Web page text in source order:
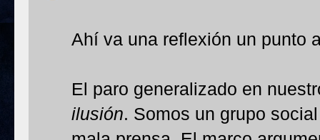
Ahí va una reflexión un punto
El paro generalizado en
ilusión. Somos un grupo